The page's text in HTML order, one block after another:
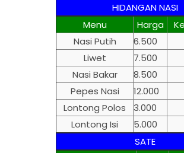
HIDANGAN NASI
Menu
Harga
Nasi Putih
6.500
Liwet
7.500
Nasi Bakar
8.500
Pepes Nasi
12.000
Lontong Polos
3.000
Lontong Isi
5.000
SATE